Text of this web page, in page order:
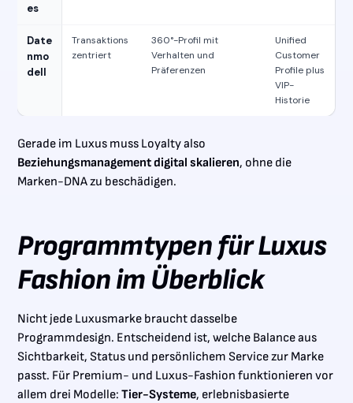
es
Date
nmo
dell
Transaktions
zentriert
360°-Profil mit
Verhalten und
Präferenzen
Unified
Customer
Profile plus
VIP-
Historie
Gerade im Luxus muss Loyalty also
Beziehungsmanagement digital skalieren, ohne die
Marken-DNA zu beschädigen.
Programmtypen für Luxus
Fashion im Überblick
Nicht jede Luxusmarke braucht dasselbe
Programmdesign. Entscheidend ist, welche Balance aus
Sichtbarkeit, Status und persönlichem Service zur Marke
passt. Für Premium- und Luxus-Fashion funktionieren vor
allem drei Modelle:Tier-Systeme, erlebnisbasierte